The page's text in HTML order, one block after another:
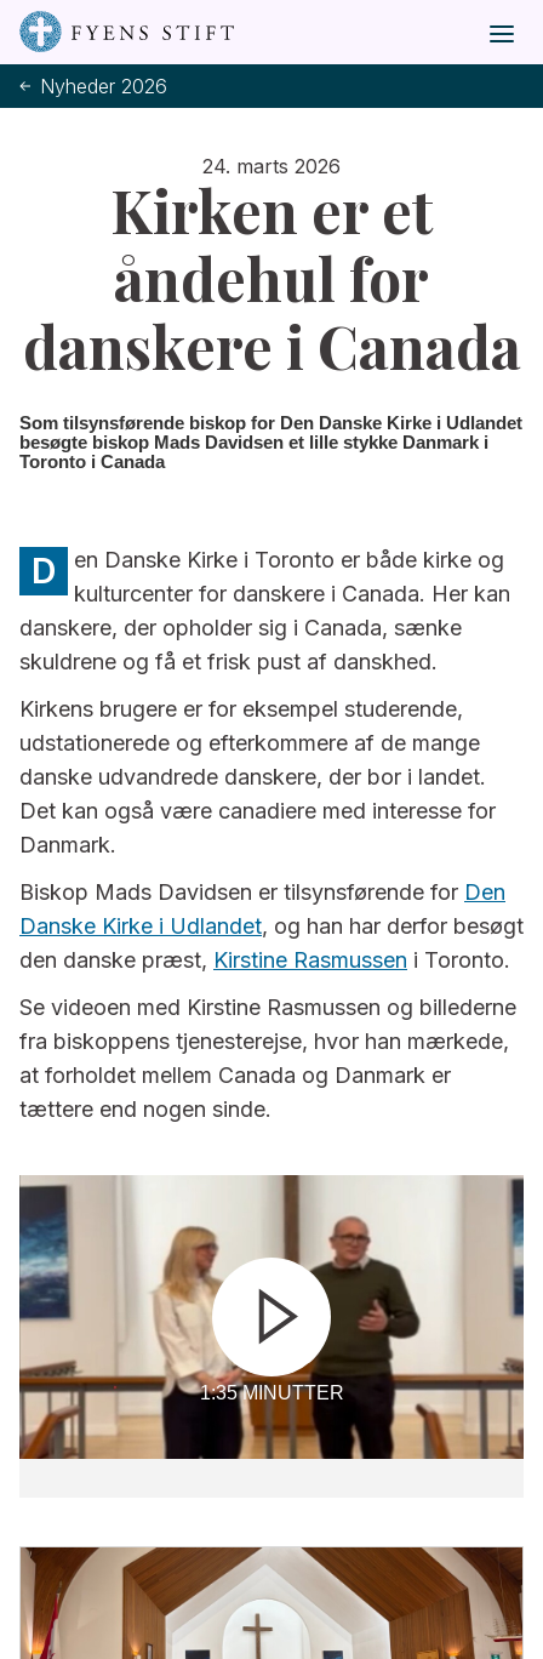
Nyheder 2026
24. marts 2026
Kirken er et
åndehul for
danskere i Canada
Som tilsynsførende biskop for Den Danske Kirke i Udlandet
besøgte biskop Mads Davidsen et lille stykke Danmark i
Toronto i Canada
D
en Danske Kirke i Toronto er både kirke og
kulturcenter for danskere i Canada. Her kan
danskere, der opholder sig i Canada, sænke
skuldrene og få et frisk pust af danskhed.
Kirkens brugere er for eksempel studerende,
udstationerede og efterkommere af de mange
danske udvandrede danskere, der bor i landet.
Det kan også være canadiere med interesse for
Danmark.
Biskop Mads Davidsen er tilsynsførende for Den
Danske Kirke i Udlandet, og han har derfor besøgt
den danske præst, Kirstine Rasmussen i Toronto.
Se videoen med Kirstine Rasmussen og billederne
fra biskoppens tjenesterejse, hvor han mærkede,
at forholdet mellem Canada og Danmark er
tættere end nogen sinde.
1:35 MINUTTER